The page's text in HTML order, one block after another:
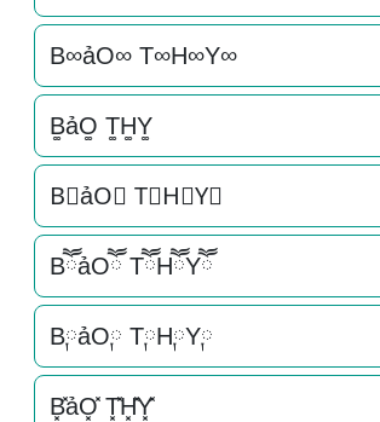
B∞ảO∞ T∞H∞Y∞
B͚ảO͚ T͚H͚Y͚
B⃒ảO⃒ T⃒H⃒Y⃒
BཽảOཽ TཽHཽYཽ
B༙ảO༙ T༙H༙Y༙
B͓̽ảO͓̽ T͓̽H͓̽Y͓̽